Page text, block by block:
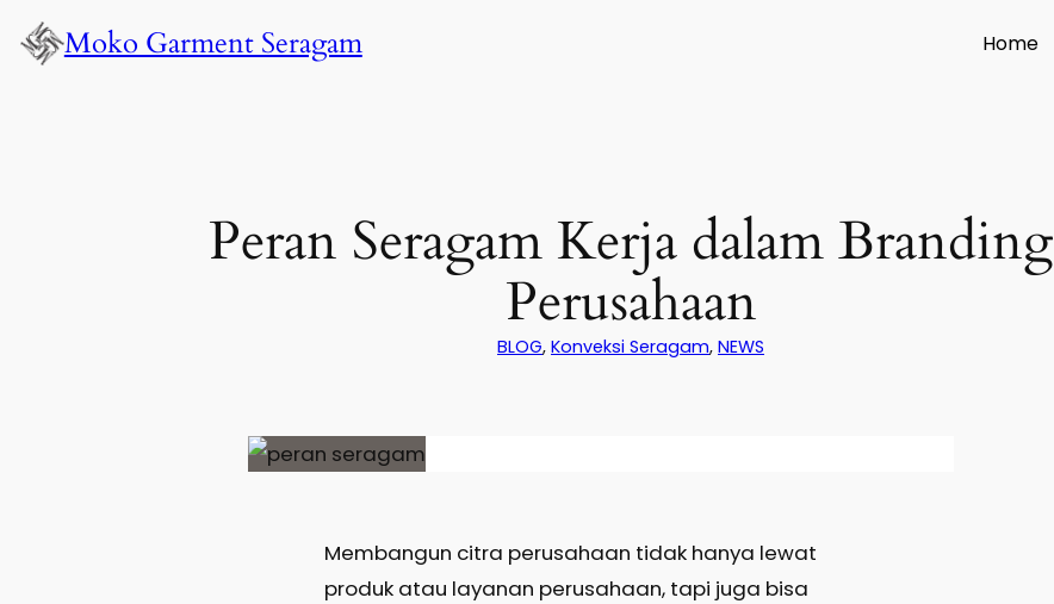
Lewati
ke
Moko Garment Seragam Home
Peran Seragam Kerja dalam Branding
Perusahaan
BLOG, Konveksi Seragam, NEWS
Membangun citra perusahaan tidak hanya lewat
produk atau layanan perusahaan, tapi juga bisa